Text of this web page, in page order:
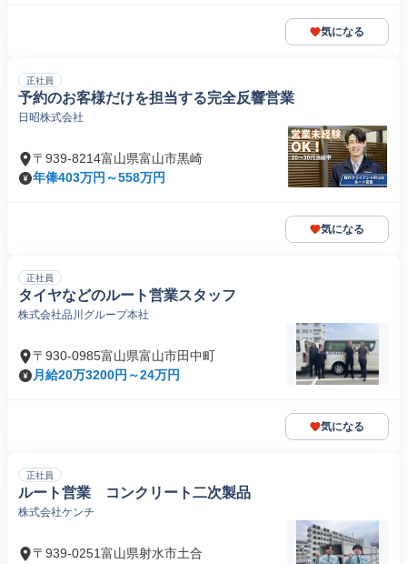
気になる
正社員
予約のお客様だけを担当する完全反響営業
日昭株式会社
〒939-8214富山県富山市黒崎
年俸403万円～558万円
気になる
正社員
タイヤなどのルート営業スタッフ
株式会社品川グループ本社
〒930-0985富山県富山市田中町
月給20万3200円～24万円
気になる
正社員
ルート営業 コンクリート二次製品
株式会社ケンチ
〒939-0251富山県射水市土合